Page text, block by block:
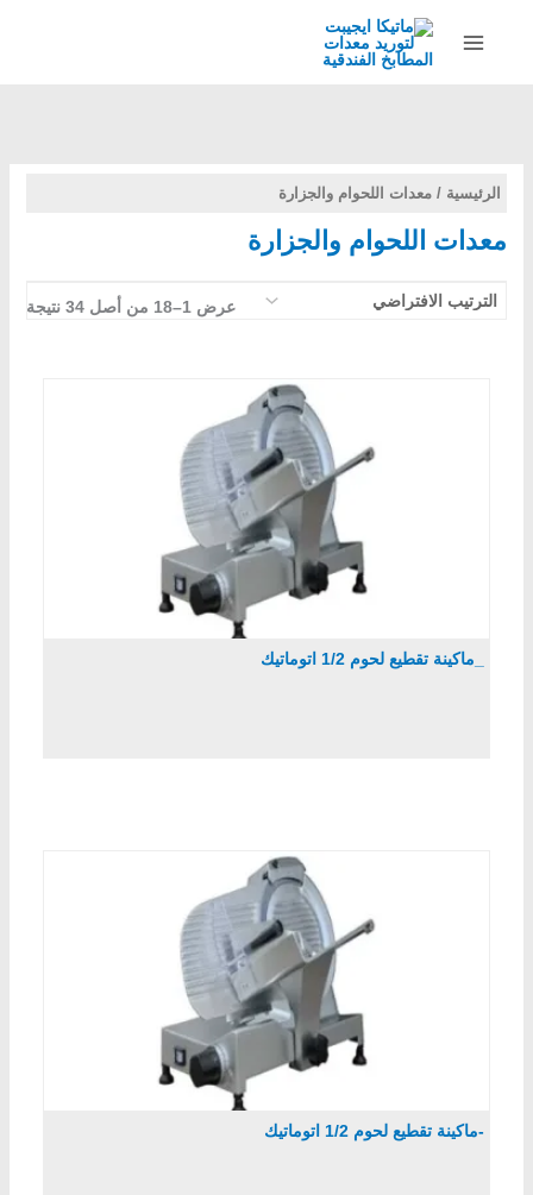
الرئيسية / معدات اللحوام والجزارة
معدات اللحوام والجزارة
عرض 1–18 من أصل 34 نتيجة
_ماكينة تقطيع لحوم 1/2 اتوماتيك
-ماكينة تقطيع لحوم 1/2 اتوماتيك